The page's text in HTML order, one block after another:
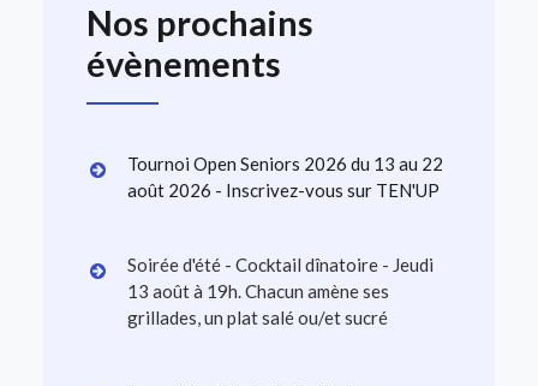
Nos prochains
évènements
Tournoi Open Seniors 2026 du 13 au 22
août 2026 - Inscrivez-vous sur TEN'UP
Soirée d'été - Cocktail dînatoire - Jeudi
13 août à 19h. Chacun amène ses
grillades, un plat salé ou/et sucré